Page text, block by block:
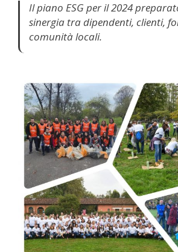
Il piano ESG per il 2024
sinergia tra dipendenti, clienti,
comunità locali.